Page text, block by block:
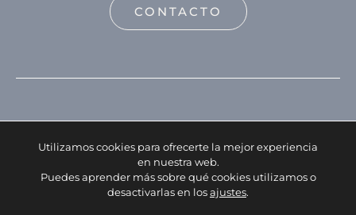
CONTACTO
Facebook Instagram
WhatsApp
Utilizamos cookies para ofrecerte la mejor experiencia
en nuestra web.
Puedes aprender más sobre qué cookies utilizamos o
desactivarlas en losajustes.